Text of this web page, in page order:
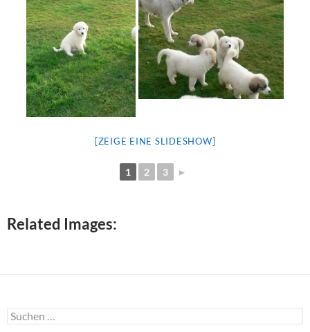
[ZEIGE EINE SLIDESHOW]
1 2 3 ►
Related Images:
Suchen
nach: